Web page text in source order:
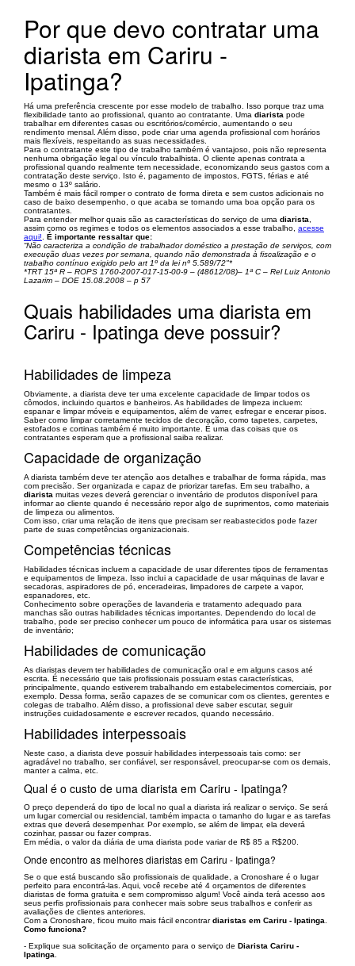
Por que devo contratar uma
diarista em Cariru -
Ipatinga?
Há uma preferência crescente por esse modelo de trabalho. Isso porque traz uma
flexibilidade tanto ao profissional, quanto ao contratante. Uma diarista pode
trabalhar em diferentes casas ou escritórios/comércio, aumentando o seu
rendimento mensal. Além disso, pode criar uma agenda profissional com horários
mais flexíveis, respeitando as suas necessidades.
Para o contratante este tipo de trabalho também é vantajoso, pois não representa
nenhuma obrigação legal ou vínculo trabalhista. O cliente apenas contrata a
profissional quando realmente tem necessidade, economizando seus gastos com a
contratação deste serviço. Isto é, pagamento de impostos, FGTS, férias e até
mesmo o 13º salário.
Também é mais fácil romper o contrato de forma direta e sem custos adicionais no
caso de baixo desempenho, o que acaba se tornando uma boa opção para os
contratantes.
Para entender melhor quais são as características do serviço de uma diarista
assim como os regimes e todos os elementos associados a esse trabalho, acesse
aqui!
É importante ressaltar que:
“Não caracteriza a condição de trabalhador doméstico a prestação de serviços, com
execução duas vezes por semana, quando não demonstrada à fiscalização e o
trabalho contínuo exigido pelo art 1º da lei nº 5.589/72"*
*TRT 15ª R – ROPS 1760-2007-017-15-00-9 – (48612/08)– 1ª C – Rel Luiz Antonio
Lazarim – DOE 15.08.2008 – p 57
Quais habilidades uma diarista em
Cariru - Ipatinga deve possuir?
Habilidades de limpeza
Obviamente, a diarista deve ter uma excelente capacidade de limpar todos os
cômodos, incluindo quartos e banheiros. As habilidades de limpeza incluem:
espanar e limpar móveis e equipamentos, além de varrer, esfregar e encerar pisos.
Saber como limpar corretamente tecidos de decoração, como tapetes, carpetes,
estofados e cortinas também é muito importante. É uma das coisas que os
contratantes esperam que a profissional saiba realizar.
Capacidade de organização
A diarista também deve ter atenção aos detalhes e trabalhar de forma rápida, mas
com precisão. Ser organizada e capaz de priorizar tarefas. Em seu trabalho, a
diarista muitas vezes deverá gerenciar o inventário de produtos disponível para
informar ao cliente quando é necessário repor algo de suprimentos, como materiais
de limpeza ou alimentos.
Com isso, criar uma relação de itens que precisam ser reabastecidos pode fazer
parte de suas competências organizacionais.
Competências técnicas
Habilidades técnicas incluem a capacidade de usar diferentes tipos de ferramentas
e equipamentos de limpeza. Isso inclui a capacidade de usar máquinas de lavar e
secadoras, aspiradores de pó, enceradeiras, limpadores de carpete a vapor,
espanadores, etc.
Conhecimento sobre operações de lavanderia e tratamento adequado para
manchas são outras habilidades técnicas importantes. Dependendo do local de
trabalho, pode ser preciso conhecer um pouco de informática para usar os sistemas
de inventário;
Habilidades de comunicação
As diaristas devem ter habilidades de comunicação oral e em alguns casos até
escrita. É necessário que tais profissionais possuam estas características,
principalmente, quando estiverem trabalhando em estabelecimentos comerciais, por
exemplo. Dessa forma, serão capazes de se comunicar com os clientes, gerentes e
colegas de trabalho. Além disso, a profissional deve saber escutar, seguir
instruções cuidadosamente e escrever recados, quando necessário.
Habilidades interpessoais
Neste caso, a diarista deve possuir habilidades interpessoais tais como: ser
agradável no trabalho, ser confiável, ser responsável, preocupar-se com os demais,
manter a calma, etc.
Qual é o custo de uma diarista em Cariru - Ipatinga?
O preço dependerá do tipo de local no qual a diarista irá realizar o serviço. Se será
um lugar comercial ou residencial, também impacta o tamanho do lugar e as tarefas
extras que deverá desempenhar. Por exemplo, se além de limpar, ela deverá
cozinhar, passar ou fazer compras.
Em média, o valor da diária de uma diarista pode variar de R$ 85 a R$200.
Onde encontro as melhores diaristas em Cariru - Ipatinga?
Se o que está buscando são profissionais de qualidade, a Cronoshare é o lugar
perfeito para encontrá-las. Aqui, você recebe até 4 orçamentos de diferentes
diaristas de forma gratuita e sem compromisso algum! Você ainda terá acesso aos
seus perfis profissionais para conhecer mais sobre seus trabalhos e conferir as
avaliações de clientes anteriores.
Com a Cronoshare, ficou muito mais fácil encontrardiaristas em Cariru - Ipatinga
Como funciona?
- Explique sua solicitação de orçamento para o serviço de Diarista Cariru -
Ipatinga